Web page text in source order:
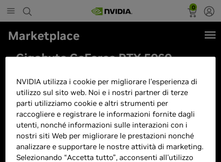
0
Marketplace
Gigabyte GeForce RTX 5060
Grafica – 8 GB GDDR7, 128 bit,
PCI-E 5.0, frequenza core 2550
MHz, 3 x DisplayPort, 1 x HDMI,
NVIDIA DLSS 4, GV-
N5060EAGLEMAX OC-8GD
NVIDIA utilizza i cookie per migliorare l'esperienza di
utilizzo sul sito web. Noi e i nostri partner di terze
parti utilizziamo cookie e altri strumenti per
raccogliere e registrare le informazioni fornite dagli
utenti, nonché informazioni sulle interazioni con i
nostri siti Web per migliorare le prestazioni nonché
analizzare e supportare le nostre attività di marketing.
Selezionando “Accetta tutto”, acconsenti all'utilizzo